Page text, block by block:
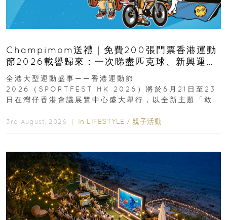
Champimom送禮｜免費200張門票香港運動
節2026載譽歸來：一次睇盡匹克球、新興運
動、街舞比賽＋逾百運動品牌展覽
全港大型運動盛事——香港運動節
2026（SPORTFEST HK 2026）將於8月21日至23
日在灣仔香港會議展覽中心盛大舉行，以全新主題「敢
3rd August, 2026 ｜ In LIFESTYLE / 親子活動